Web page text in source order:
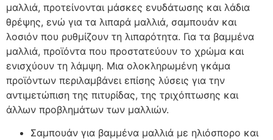
μαλλιά, προτείνονται μάσκες ενυδάτωσης και λάδια
θρέψης, ενώ για τα λιπαρά μαλλιά, σαμπουάν και
λοσιόν που ρυθμίζουν τη λιπαρότητα. Για τα βαμμένα
μαλλιά, προϊόντα που προστατεύουν το χρώμα και
ενισχύουν τη λάμψη. Μια ολοκληρωμένη γκάμα
προϊόντων περιλαμβάνει επίσης λύσεις για την
αντιμετώπιση της πιτυρίδας, της τριχόπτωσης και
άλλων προβλημάτων των μαλλιών.
Σαμπουάν για βαμμένα μαλλιά με ηλιόσπορο και